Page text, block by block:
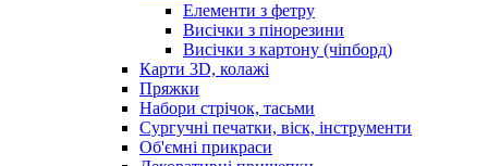
Елементи з фетру
Висічки з пінорезини
Висічки з картону (чіпборд)
Карти 3D, колажі
Пряжки
Набори стрічок, тасьми
Сургучні печатки, віск, інструменти
Об'ємні прикраси